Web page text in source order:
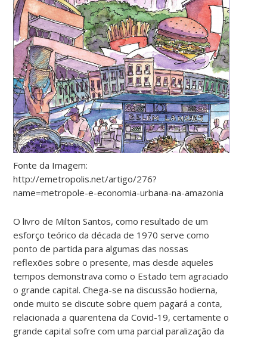
Fonte da Imagem:
http://emetropolis.net/artigo/276?
name=metropole-e-economia-urbana-na-amazonia
O livro de Milton Santos, como resultado de um
esforço teórico da década de 1970 serve como
ponto de partida para algumas das nossas
reflexões sobre o presente, mas desde aqueles
tempos demonstrava como o Estado tem agraciado
o grande capital. Chega-se na discussão hodierna,
onde muito se discute sobre quem pagará a conta,
relacionada a quarentena da Covid-19, certamente o
grande capital sofre com uma parcial paralização da